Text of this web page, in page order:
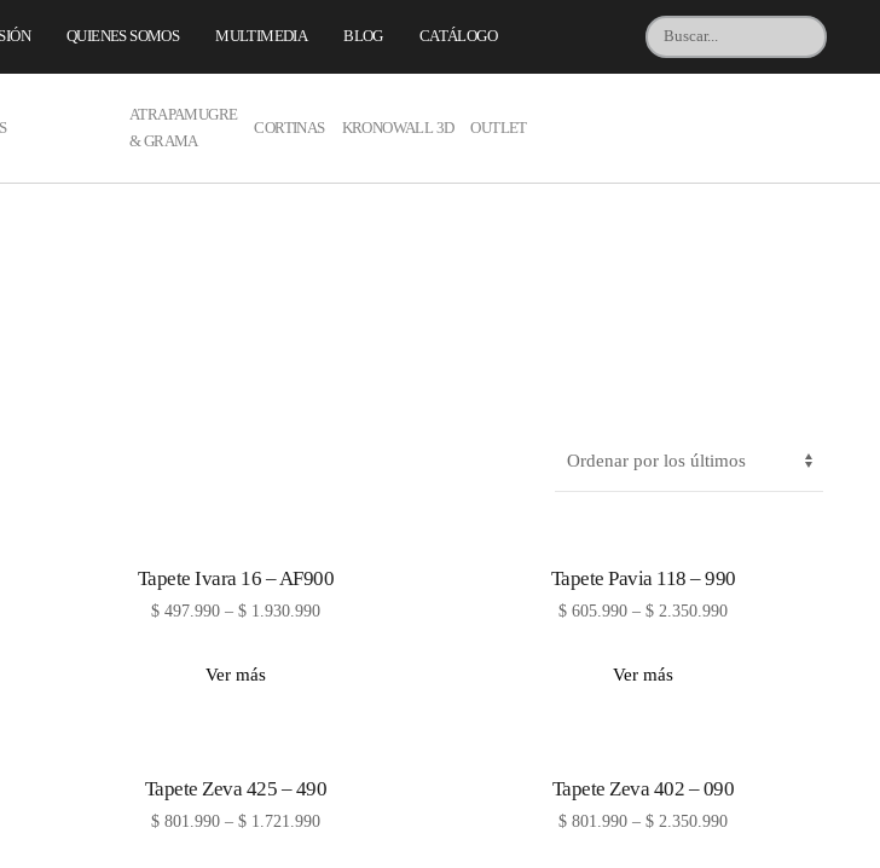
QUIENES SOMOS MULTIMEDIA BLOG CATÁLOGO
ATRAPAMUGRE
& GRAMA
CORTINAS KRONOWALL 3D OUTLET
Tapete Ivara 16 – AF900
$497.990– $1.930.990
Ver más
Tapete Pavia 118 – 990
$ 605.990 –$ 2.350.990
Ver más
Tapete Zeva 425 – 490
$801.990– $1.721.990
Tapete Zeva 402 – 090
$ 801.990 –$ 2.350.990